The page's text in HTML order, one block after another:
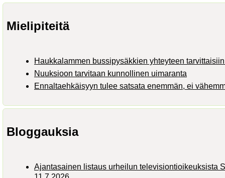
Mielipiteitä
Haukkalammen bussipysäkkien yhteyteen
Nuuksioon tarvitaan kunnollinen uimaranta
Ennaltaehkäisyyn tulee satsata enemmän, ei
Bloggauksia
Ajantasainen listaus urheilun televisiontioikeuksista